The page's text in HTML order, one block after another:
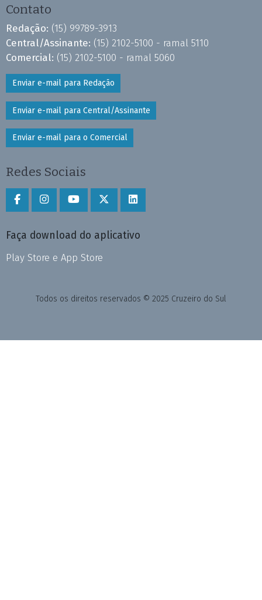
Contato
Redação: (15) 99789-3913
Central/Assinante: (15) 2102-5100 - ramal 5110
Comercial: (15) 2102-5100 - ramal 5060
Enviar e-mail para Redação
Enviar e-mail para Central/Assinante
Enviar e-mail para o Comercial
Redes Sociais
Faça download do aplicativo
Play Store e App Store
Todos os direitos reservados © 2025 Cruzeiro do Sul